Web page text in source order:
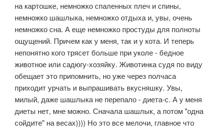
на картошке, немножко спаленных плеч и спины,
немножко шашлыка, немножко отдыха и, увы, очень
немножко сна. А еще немножко простуды для полноты
ощущений. Причем как у меня, так и у кота. И теперь
непонятно кого трясет больше при уколе - бедное
животное или садюгу-хозяйку. Животинка судя по виду
обещает это припомнить, но уже через полчаса
приходит урчать и выпрашивать вкусняшку. Увы,
милый, даже шашлыка не перепало - диета-с. А у меня
диеты нет, мне можно. Сначала шашлык, а потом "одна
сойдите" на весах)))) Но это все мелочи, главное что